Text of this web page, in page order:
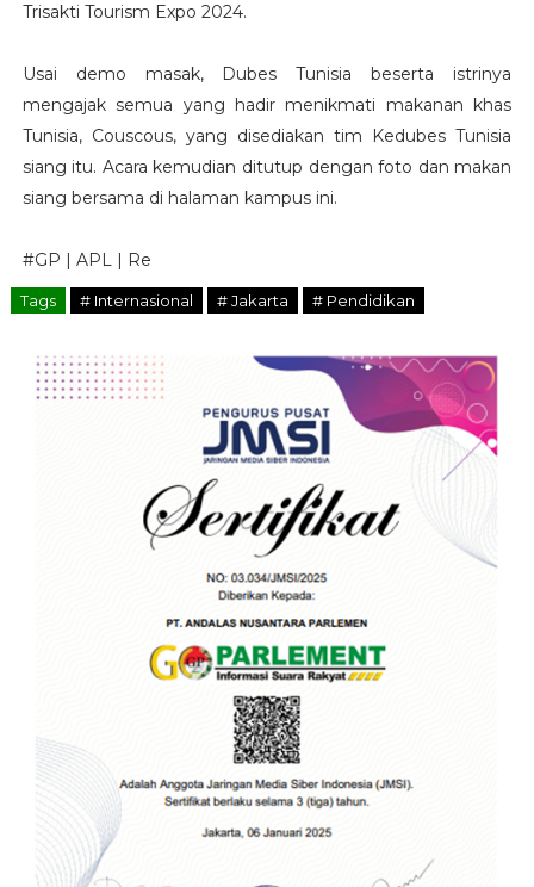
Trisakti Tourism Expo 2024.
Usai demo masak, Dubes Tunisia beserta istrinya
mengajak semua yang hadir menikmati makanan khas
Tunisia, Couscous, yang disediakan tim Kedubes Tunisia
siang itu. Acara kemudian ditutup dengan foto dan makan
siang bersama di halaman kampus ini.
#GP | APL | Re
Tags # Internasional # Jakarta # Pendidikan